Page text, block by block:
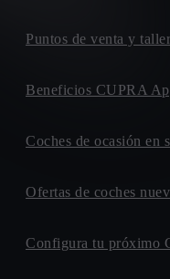
Puntos de venta y
Beneficios CUPRA
Coches de ocasión en
Ofertas de coches
Configura tu próximo